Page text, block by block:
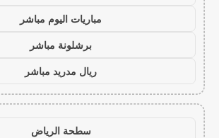
مباريات اليوم مباشر
برشلونة مباشر
ريال مدريد مباشر
سطحة الرياض